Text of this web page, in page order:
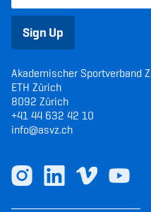
Sign Up
Akademischer Sportverband
ETH Zürich
8092 Zürich
+41 44 632 42 10
info@asvz.ch